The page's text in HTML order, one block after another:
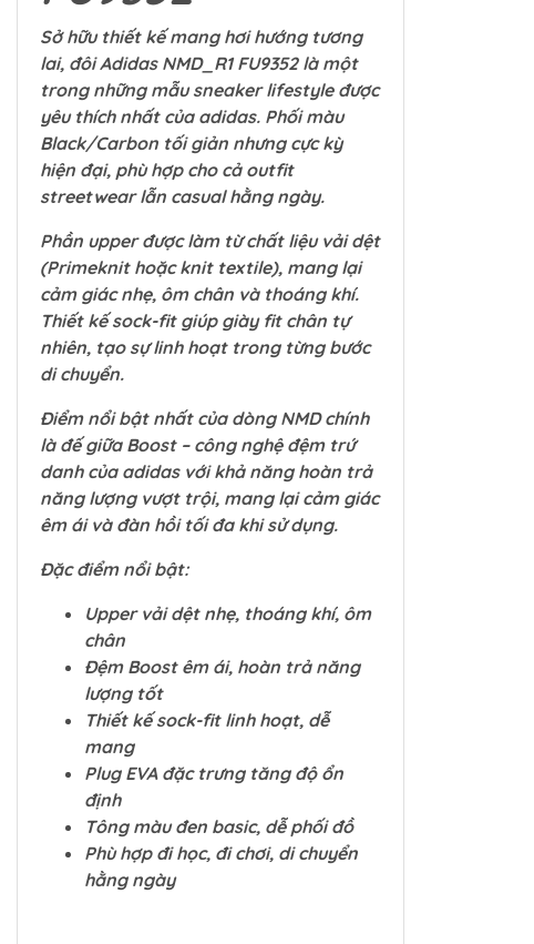
Sở hữu thiết kế mang hơi hướng tương
lai, đôiAdidas NMD_R1 FU9352là một
trong những mẫu sneaker lifestyle được
yêu thích nhất của adidas. Phối màu
Black/Carbon tối giản nhưng cực kỳ
hiện đại, phù hợp cho cả outfit
streetwear lẫn casual hằng ngày.
Phần upper được làm từ chất liệu vải dệt
(Primeknit hoặc knit textile), mang lại
cảm giác nhẹ, ôm chân và thoáng khí.
Thiết kế sock-fit giúp giày fit chân tự
nhiên, tạo sự linh hoạt trong từng bước
di chuyển.
Điểm nổi bật nhất của dòng NMD chính
là đế giữa Boost – công nghệ đệm trứ
danh của adidas với khả năng hoàn trả
năng lượng vượt trội, mang lại cảm giác
êm ái và đàn hồi tối đa khi sử dụng.
Đặc điểm nổi bật:
Upper vải dệt nhẹ, thoáng khí, ôm
chân
Đệm Boost êm ái, hoàn trả năng
lượng tốt
Thiết kế sock-fit linh hoạt, dễ
mang
Plug EVA đặc trưng tăng độ ổn
định
Tông màu đen basic, dễ phối đồ
Phù hợp đi học, đi chơi, di chuyển
hằng ngày